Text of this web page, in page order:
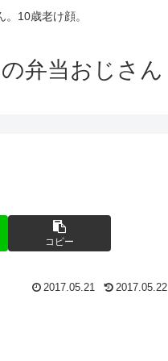
。10歳老け顔。
弁当おじさん
コピー
2017.05.21 2017.05.22